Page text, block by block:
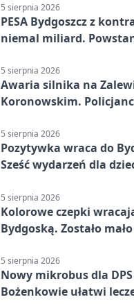
5 sierpnia 2026
PESA Bydgoszcz z
niemal miliard.
5 sierpnia 2026
Awaria silnika na
Koronowskim.
5 sierpnia 2026
Pozytywka wraca do
Sześć wydarzeń dla
5 sierpnia 2026
Kolorowe czepki
Bydgoską. Zostało
5 sierpnia 2026
Nowy mikrobus dla
Bożenkowie ułatwi